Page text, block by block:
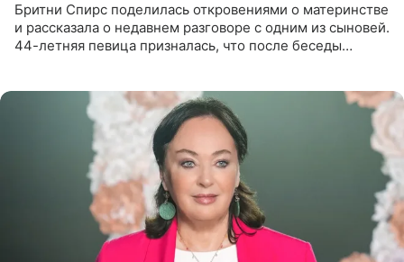
Бритни Спирс поделилась откровениями о материнстве
и рассказала о недавнем разговоре с одним из сыновей.
44-летняя певица призналась, что после беседы